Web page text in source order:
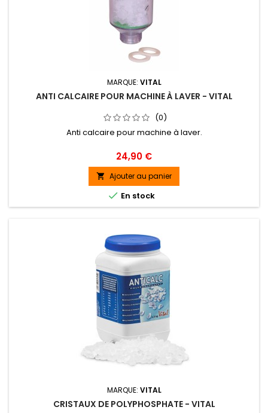
MARQUE: VITAL
ANTI CALCAIRE POUR MACHINE À LAVER - VITAL
(0)
Anti calcaire pour machine à laver.
Prix
24,90 €
 Ajouter au panier
 En stock
MARQUE: VITAL
CRISTAUX DE POLYPHOSPHATE - VITAL